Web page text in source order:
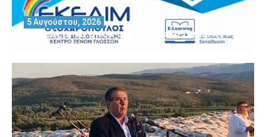
Θέλεις να αποκτήσεις άδεια Security?
5 Αυγούστου, 2026